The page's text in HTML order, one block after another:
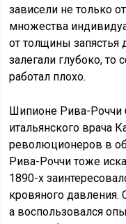
зависели не только
множества
от толщины запястья
залегали глубоко,
работал плохо.
Шипионе Рива-
итальянского врача
революционеров в
Рива-Роччи тоже
1890-х
кровяного давления.
а воспользовался